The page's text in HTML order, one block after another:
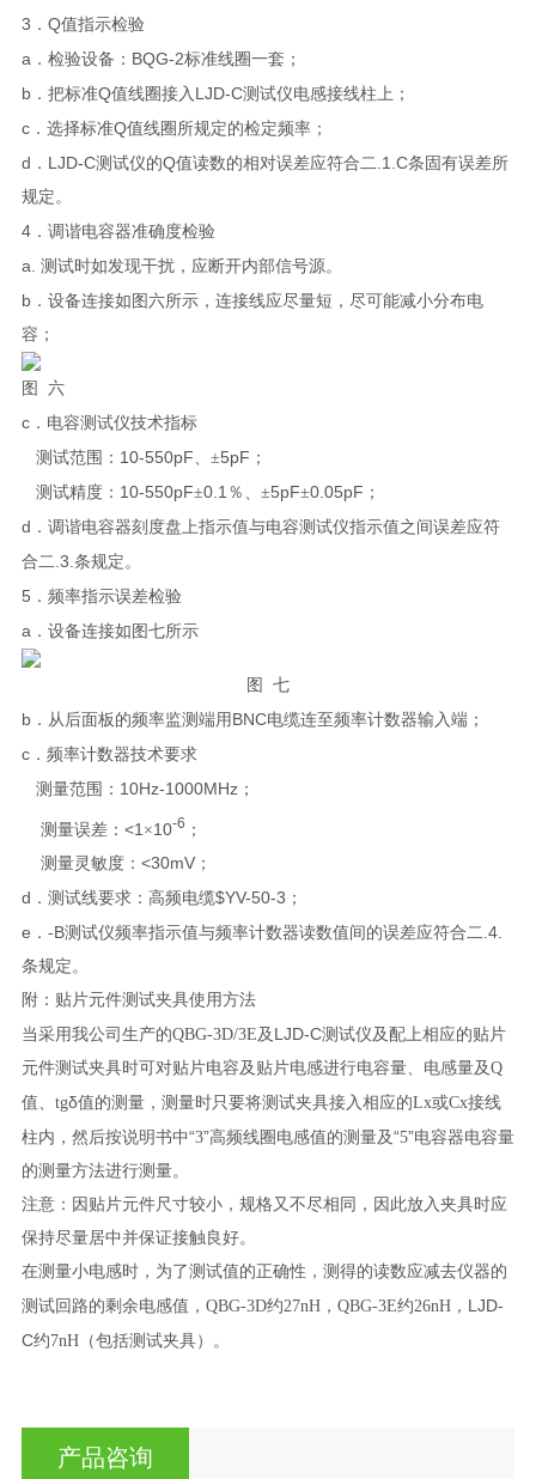
3 ． Q值指示检验
a ．检验设备： BQG-2标准线圈一套；
b．把标准Q值线圈接入 LJD-C测试仪电感接线柱上；
c．选择标准Q值线圈所规定的检定频率；
d ． LJD-C测试仪的Q值读数的相对误差应符合二 .1.C条固有误差所
规定。
4．调谐电容器准确度检验
a. 测试时如发现干扰，应断开内部信号源。
b．设备连接如图六所示，连接线应尽量短，尽可能减小分布电
容；
图 六
c．电容测试仪技术指标
测试范围： 10-550pF 、±5pF ；
测试精度： 10-550pF±0.1 ％、±5pF±0.05pF ；
d ．调谐电容器刻度盘上指示值与电容测试仪指示值之间误差应符
合二 .3. 条规定。
5 ．频率指示误差检验
a ．设备连接如图七所示
图 七
b．从后面板的频率监测端用 BNC电缆连至频率计数器输入端；
c．频率计数器技术要求
测量范围： 10Hz-1000MHz；
测量误差： <1 ×10-6 ；
测量灵敏度： <30mV；
d ．测试线要求：高频电缆$YV-50-3 ；
e ． -B测试仪频率指示值与频率计数器读数值间的误差应符合二.4.
条规定。
附：贴片元件测试夹具使用方法
当采用我公司生产的QBG-3D/3E及 LJD-C测试仪及配上相应的贴片
元件测试夹具时可对贴片电容及贴片电感进行电容量、电感量及Q
值、tgδ值的测量，测量时只要将测试夹具接入相应的Lx或Cx接线
柱内，然后按说明书中“3”高频线圈电感值的测量及“5”电容器电容量
的测量方法进行测量。
注意：因贴片元件尺寸较小，规格又不尽相同，因此放入夹具时应
保持尽量居中并保证接触良好。
在测量小电感时，为了测试值的正确性，测得的读数应减去仪器的
测试回路的剩余电感值，QBG-3D约27nH，QBG-3E约26nH， LJD-
C约7nH（包括测试夹具）。
产品咨询